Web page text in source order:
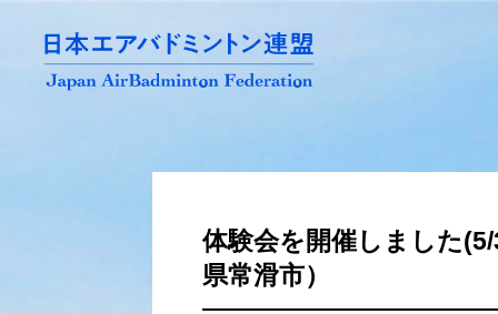
体験会を開催しました
県常滑市）